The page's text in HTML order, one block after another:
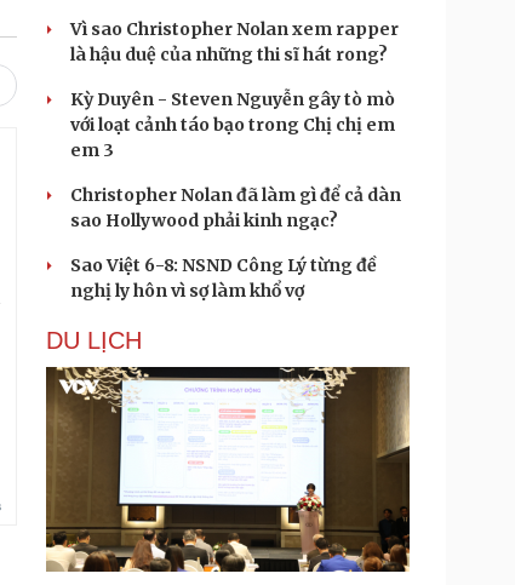
Vì sao Christopher Nolan xem rapper
là hậu duệ của những thi sĩ hát rong?
Kỳ Duyên - Steven Nguyễn gây tò mò
với loạt cảnh táo bạo trong Chị chị em
em 3
Christopher Nolan đã làm gì để cả dàn
sao Hollywood phải kinh ngạc?
Sao Việt 6-8: NSND Công Lý từng đề
nghị ly hôn vì sợ làm khổ vợ
DU LỊCH